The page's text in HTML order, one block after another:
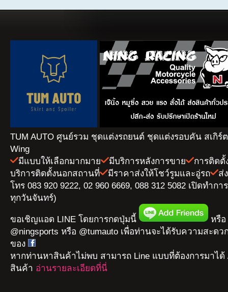
TUM AUTO ศูนย์รวม ชุดแต่งรถยนต์ ชุดแต่งรอบคัน สเกิร์
Wing
มีแบบให้เลือกมากมาย
มีบริการหลังการขาย
การติดตั้
บริการติดตั้งนอกสถานที่
มีราคาส่งให้โชว์รูมและอู่รถ
ส่
โทร 083 920 9222, 02 960 6669, 088 312 5082 เปิดทำก
ทุกวันจันทร์)
ขอเชิญแอด LINE โดยการกดปุ่มนี้
หรือ
@ningsports หรือ @tumauto เพื่อท่านจะได้รับความสะดว
ของ
หากท่านหาสินค้าไม่พบ สามารถ Line แบบที่ต้องการมาได้
สินค้า อ่านรายละเอียดที่นี่